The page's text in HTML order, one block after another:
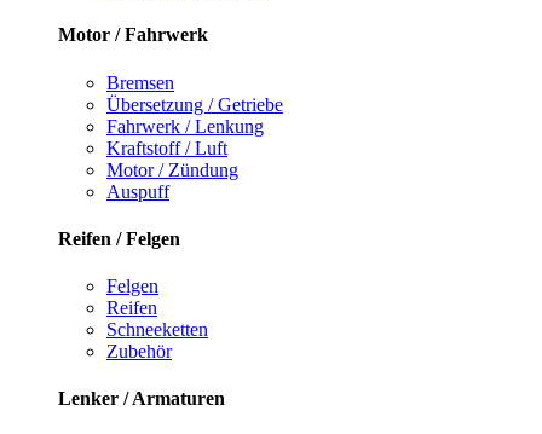
Motor / Fahrwerk
Bremsen
Übersetzung / Getriebe
Fahrwerk / Lenkung
Kraftstoff / Luft
Motor / Zündung
Auspuff
Reifen / Felgen
Felgen
Reifen
Schneeketten
Zubehör
Lenker / Armaturen